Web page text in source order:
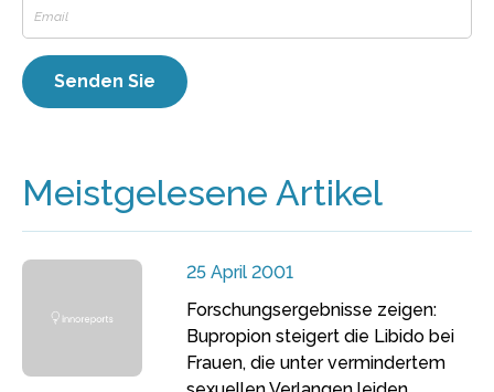
Meistgelesene Artikel
25 April 2001
Forschungsergebnisse zeigen:
Bupropion steigert die Libido bei
Frauen, die unter vermindertem